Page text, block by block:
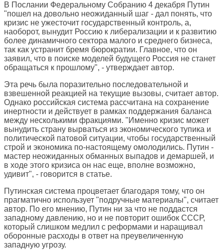
В Послании Федеральному Собранию 4 декабря Путин
"пошел на довольно неожиданный шаг - дал понять, что
кризис не ужесточит государственный контроль, а,
наоборот, вынудит Россию к либерализации и к развитию
более динамичного сектора малого и среднего бизнеса,
так как устранит бремя бюрократии. Главное, что он
заявил, что в поиске моделей будущего Россия не станет
обращаться к прошлому", - утверждает автор.
Эта речь была поразительно последовательной и
взвешенной реакцией на текущие вызовы, считает автор.
Однако российская система рассчитана на сохранение
инертности и действует в рамках поддержания баланса
между несколькими фракциями. "Именно кризис может
вынудить страну вырваться из экономического тупика и
политической патовой ситуации, чтобы государственный
строй и экономика по-настоящему омолодились. Путин -
мастер неожиданных обманных выпадов и демаршей, и
в ходе этого кризиса он нас еще, вполне возможно,
удивит", - говорится в статье.
Путинская система процветает благодаря тому, что он
прагматично использует "подручные материалы", считает
автор. По его мнению, Путин ни за что не поддастся
западному давлению, но и не повторит ошибок СССР,
который слишком медлил с реформами и наращивал
оборонные расходы в ответ на преувеличенную
западную угрозу.